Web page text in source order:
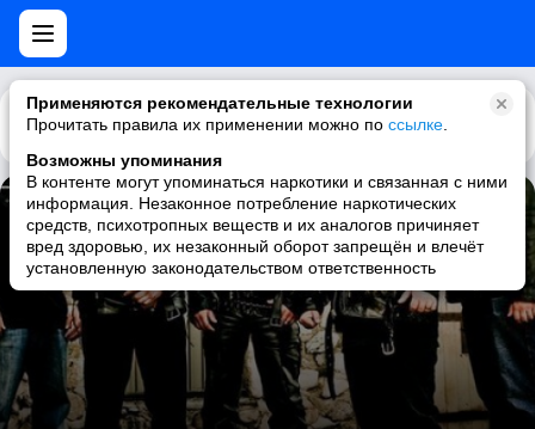
Применяются рекомендательные технологии
Прочитать правила их применении можно по ссылке
Возможны упоминания
В контенте могут упоминаться наркотики и связанная с ними
информация. Незаконное потребление наркотических
средств, психотропных веществ и их аналогов причиняет
вред здоровью, их незаконный оборот запрещён и влечёт
установленную законодательством ответственность
Каталог Рекомендации
A Warrior's Destiny
Sonic Prophecy